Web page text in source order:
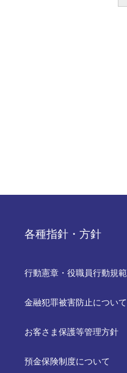
各種指針・方針
行動憲章・役職員行動規範
金融犯罪被害防止について
お客さま保護等管理方針
預金保険制度について